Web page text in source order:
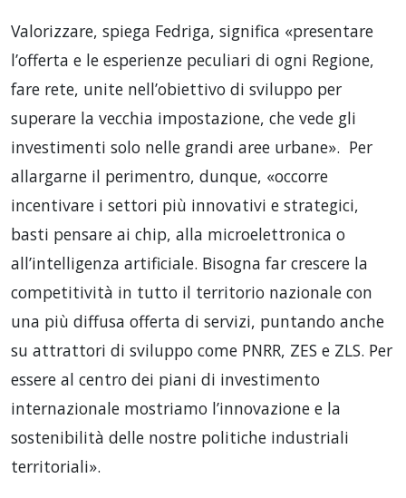
Valorizzare, spiega Fedriga, significa «presentare
l’offerta e le esperienze peculiari di ogni Regione,
fare rete, unite nell’obiettivo di sviluppo per
superare la vecchia impostazione, che vede gli
investimenti solo nelle grandi aree urbane». Per
allargarne il perimentro, dunque, «occorre
incentivare i settori più innovativi e strategici,
basti pensare ai chip, alla microelettronica o
all’intelligenza artificiale. Bisogna far crescere la
competitività in tutto il territorio nazionale con
una più diffusa offerta di servizi, puntando anche
su attrattori di sviluppo come PNRR, ZES e ZLS. Per
essere al centro dei piani di investimento
internazionale mostriamo l’innovazione e la
sostenibilità delle nostre politiche industriali
territoriali».